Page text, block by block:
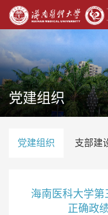
党建组织
党建组织 支部建
海南医科大学
正确政